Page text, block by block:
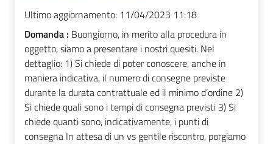
Ultimo aggiornamento: 11/04/2023 11:18
Domanda : Buongiorno, in merito alla procedura in
oggetto, siamo a presentare i nostri quesiti. Nel
dettaglio: 1) Si chiede di poter conoscere, anche in
maniera indicativa, il numero di consegne previste
durante la durata contrattuale ed il minimo d’ordine 2)
Si chiede quali sono i tempi di consegna previsti 3) Si
chiede quanti sono, indicativamente, i punti di
consegna In attesa di un vs gentile riscontro, porgiamo